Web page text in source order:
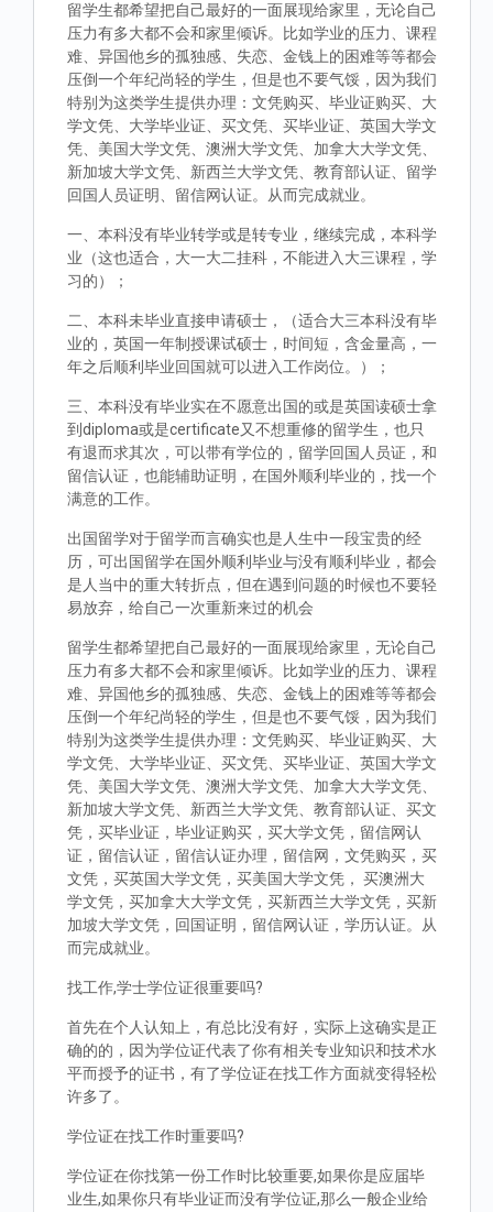
留学生都希望把自己最好的一面展现给家里，无论自己
压力有多大都不会和家里倾诉。比如学业的压力、课程
难、异国他乡的孤独感、失恋、金钱上的困难等等都会
压倒一个年纪尚轻的学生，但是也不要气馁，因为我们
特别为这类学生提供办理：文凭购买、毕业证购买、大
学文凭、大学毕业证、买文凭、买毕业证、英国大学文
凭、美国大学文凭、澳洲大学文凭、加拿大大学文凭、
新加坡大学文凭、新西兰大学文凭、教育部认证、留学
回国人员证明、留信网认证。从而完成就业。
一、本科没有毕业转学或是转专业，继续完成，本科学
业（这也适合，大一大二挂科，不能进入大三课程，学
习的）；
二、本科未毕业直接申请硕士，（适合大三本科没有毕
业的，英国一年制授课试硕士，时间短，含金量高，一
年之后顺利毕业回国就可以进入工作岗位。）；
三、本科没有毕业实在不愿意出国的或是英国读硕士拿
到diploma或是certificate又不想重修的留学生，也只
有退而求其次，可以带有学位的，留学回国人员证，和
留信认证，也能辅助证明，在国外顺利毕业的，找一个
满意的工作。
出国留学对于留学而言确实也是人生中一段宝贵的经
历，可出国留学在国外顺利毕业与没有顺利毕业，都会
是人当中的重大转折点，但在遇到问题的时候也不要轻
易放弃，给自己一次重新来过的机会
留学生都希望把自己最好的一面展现给家里，无论自己
压力有多大都不会和家里倾诉。比如学业的压力、课程
难、异国他乡的孤独感、失恋、金钱上的困难等等都会
压倒一个年纪尚轻的学生，但是也不要气馁，因为我们
特别为这类学生提供办理：文凭购买、毕业证购买、大
学文凭、大学毕业证、买文凭、买毕业证、英国大学文
凭、美国大学文凭、澳洲大学文凭、加拿大大学文凭、
新加坡大学文凭、新西兰大学文凭、教育部认证、买文
凭，买毕业证，毕业证购买，买大学文凭，留信网认
证，留信认证，留信认证办理，留信网，文凭购买，买
文凭，买英国大学文凭，买美国大学文凭， 买澳洲大
学文凭，买加拿大大学文凭，买新西兰大学文凭，买新
加坡大学文凭，回国证明，留信网认证，学历认证。从
而完成就业。
找工作,学士学位证很重要吗?
首先在个人认知上，有总比没有好，实际上这确实是正
确的的，因为学位证代表了你有相关专业知识和技术水
平而授予的证书，有了学位证在找工作方面就变得轻松
许多了。
学位证在找工作时重要吗?
学位证在你找第一份工作时比较重要,如果你是应届毕
业生,如果你只有毕业证而没有学位证,那么一般企业给